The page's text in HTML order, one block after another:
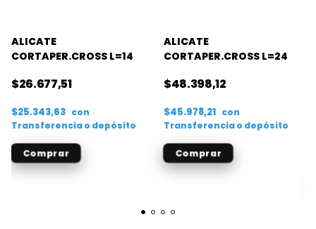
ALICATE
CORTAPER.CROSS L=14
$26.677,51
$25.343,63 con
Transferencia o depósito
ALICATE
CORTAPER.CROSS L=24
$48.398,12
$45.978,21 con
Transferencia o depósito